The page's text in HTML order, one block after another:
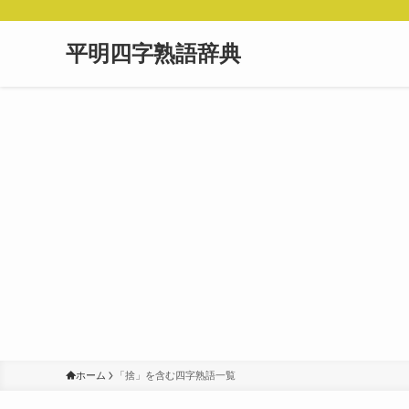
平明四字熟語辞典
ホーム 「捨」を含む四字熟語一覧